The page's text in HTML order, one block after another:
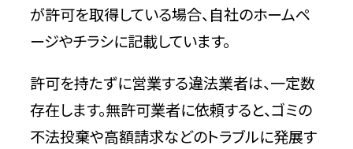
が許可を取得している場合、自社のホームペ
ージやチラシに記載しています。
許可を持たずに営業する違法業者は、一定数
存在します。無許可業者に依頼すると、ゴミの
不法投棄や高額請求などのトラブルに発展す